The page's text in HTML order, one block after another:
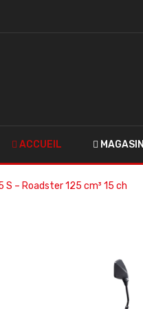
ACCUEIL MAGASIN
S – Roadster 125 cm³ 15 ch